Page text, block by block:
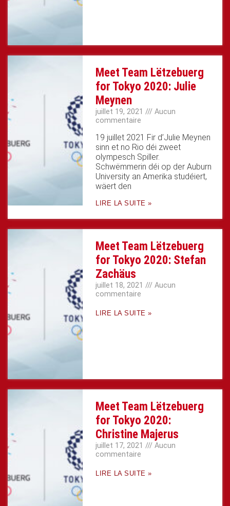
Meet Team Lëtzebuerg
for Tokyo 2020: Julie
Meynen
juillet 19, 2021
Aucun
commentaire
19 juillet 2021 Fir d’Julie Meynen
sinn et no Rio déi zweet
olympesch Spiller.
Schwëmmerin déi op der Auburn
University an Amerika studéiert,
wäert den
LIRE LA SUITE »
Meet Team Lëtzebuerg
for Tokyo 2020: Stefan
Zachäus
juillet 18, 2021
Aucun
commentaire
LIRE LA SUITE »
Meet Team Lëtzebuerg
for Tokyo 2020:
Christine Majerus
juillet 17, 2021
Aucun
commentaire
LIRE LA SUITE »